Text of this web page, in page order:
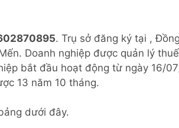
Không hoạt động tại địa chỉ đã
đăng ký
. Trụ sở đăng ký tại ,
Doanh nghiệp được quản lý
bắt đầu hoạt động từ ngày 16/
13 năm 10 tháng.
dưới đây.